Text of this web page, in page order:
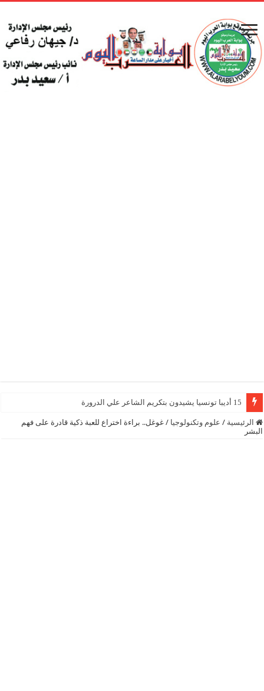
15 أديبا تونسيا يشيدون بتكريم الشاعر علي الدرورة
الرئيسية / علوم وتكنولوجيا / غوغل.. براءة اختراع للعبة ذكية قادرة على فهم
البشر